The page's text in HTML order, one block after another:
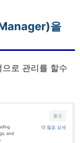
을
로 관리를 할수